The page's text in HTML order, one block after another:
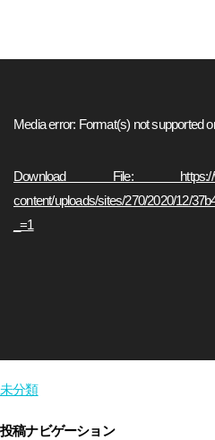
Media error: Format(s) not supported
Download File: https://
content/uploads/sites/270/2020/12/
_=1
未分類
投稿ナビゲーション